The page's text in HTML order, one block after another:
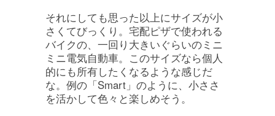
それにしても思った以上にサイズが小
さくてびっくり。宅配ピザで使われる
バイクの、一回り大きいぐらいのミニ
ミニ電気自動車。このサイズなら個人
的にも所有したくなるような感じだ
な。例の「Smart」のように、小ささ
を活かして色々と楽しめそう。